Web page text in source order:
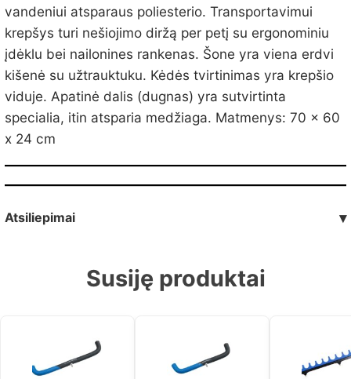
vandeniui atsparaus poliesterio. Transportavimui
krepšys turi nešiojimo diržą per petį su ergonominiu
įdėklu bei nailonines rankenas. Šone yra viena erdvi
kišenė su užtrauktuku. Kėdės tvirtinimas yra krepšio
viduje. Apatinė dalis (dugnas) yra sutvirtinta
specialia, itin atsparia medžiaga. Matmenys: 70 x 60
x 24 cm
Atsiliepimai ▾
Susiję produktai